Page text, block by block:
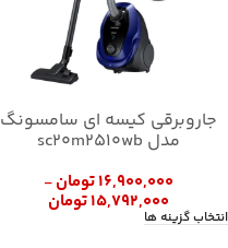
جاروبرقی کیسه ای سامسونگ
مدل sc20m2510wb
۱۶,۹۰۰,۰۰۰تومان –
۱۵,۷۹۲,۰۰۰تومان
انتخاب گزینه ها